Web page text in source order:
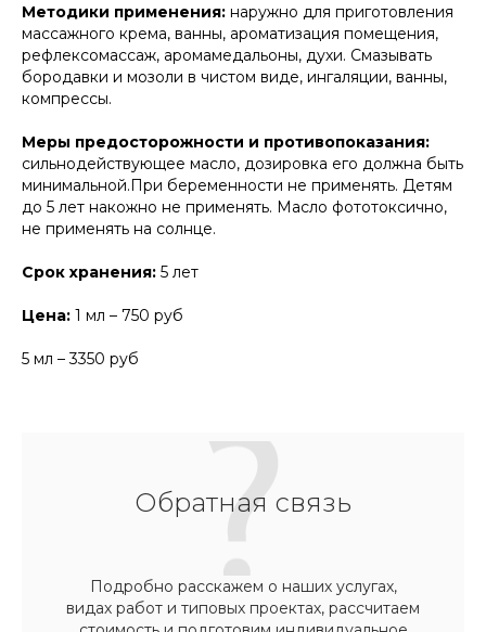
Методики применения: наружно для приготовления
массажного крема, ванны, ароматизация помещения,
рефлексомассаж, аромамедальоны, духи. Смазывать
бородавки и мозоли в чистом виде, ингаляции, ванны,
компрессы.
Меры предосторожности и противопоказания:
сильнодействующее масло, дозировка его должна быть
минимальной.При беременности не применять. Детям
до 5 лет накожно не применять. Масло фототоксично,
не применять на солнце.
Срок хранения: 5 лет
Цена: 1 мл – 750 руб
5 мл – 3350 руб
Обратная связь
Подробно расскажем о наших услугах,
видах работ и типовых проектах, рассчитаем